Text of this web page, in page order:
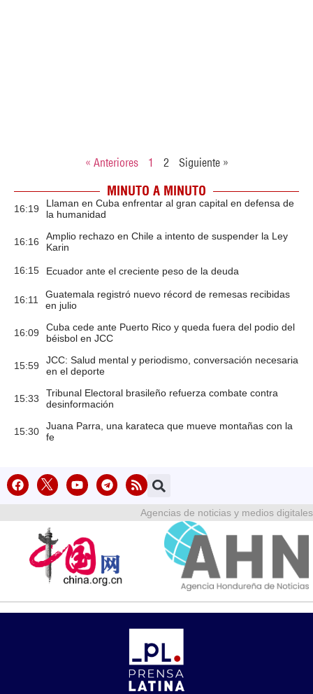
« Anteriores 1 2 Siguiente »
MINUTO A MINUTO
16:19
Llaman en Cuba enfrentar al gran capital en defensa de
la humanidad
16:16
Amplio rechazo en Chile a intento de suspender la Ley
Karin
16:15 Ecuador ante el creciente peso de la deuda
16:11
Guatemala registró nuevo récord de remesas recibidas
en julio
16:09
Cuba cede ante Puerto Rico y queda fuera del podio del
béisbol en JCC
15:59
JCC: Salud mental y periodismo, conversación necesaria
en el deporte
15:33
Tribunal Electoral brasileño refuerza combate contra
desinformación
15:30
Juana Parra, una karateca que mueve montañas con la
fe
Agencias de noticias y medios digitales